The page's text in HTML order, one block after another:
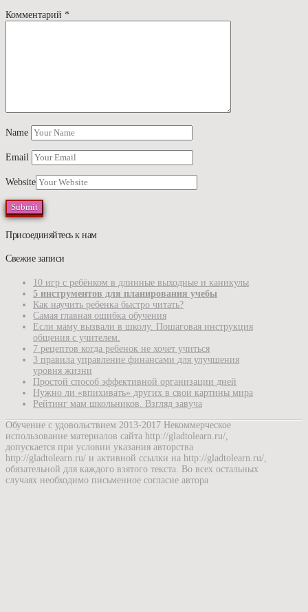
Комментарий *
Name
Email
Website
Присоединяйтесь к нам
Свежие записи
10 игр с ребёнком в длинные выходные и каникулы
5 инструментов для планирования учебы
Как научить ребенка быстро читать?
Самая главная ошибка обучения
Если маму вызвали в школу. Пошаговая инструкция
общения с учителем.
7 рецептов когда ребенок не хочет учиться
3 правила управление финансами для улучшения
уровня жизни
Простой способ эффективной организации дней
Нужно ли «впихивать» других в свои картины мира
Рейтинг мам школьников. Взгляд завуча
Обучение с удовольствием 2013-2017 Некоммерческое
использование материалов сайта http://gladtolearn.ru/,
допускается при условии указания авторства
http://gladtolearn.ru/ и активной ссылки на http://gladtolearn.ru/,
обязательной для каждого взятого текста. Во всех остальных
случаях необходимо письменное согласие автора